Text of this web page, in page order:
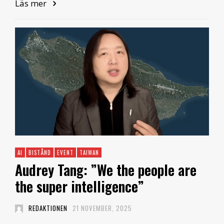
Läs mer
AI BISTÅND EVENT TAIWAN
Audrey Tang: ”We the people are
the super intelligence”
REDAKTIONEN 21 NOVEMBER, 2025